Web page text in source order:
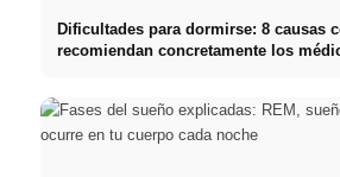
Dificultades para dormirse: 8 causas
recomiendan concretamente los